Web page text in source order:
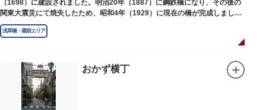
（1698）に建設されました。明治20年（1887）に鋼鉄橋になり、その後の
関東大震災にて焼失したため、昭和4年（1929）に現在の橋が完成しまし
た。
浅草橋・蔵前エリア
おかず横丁